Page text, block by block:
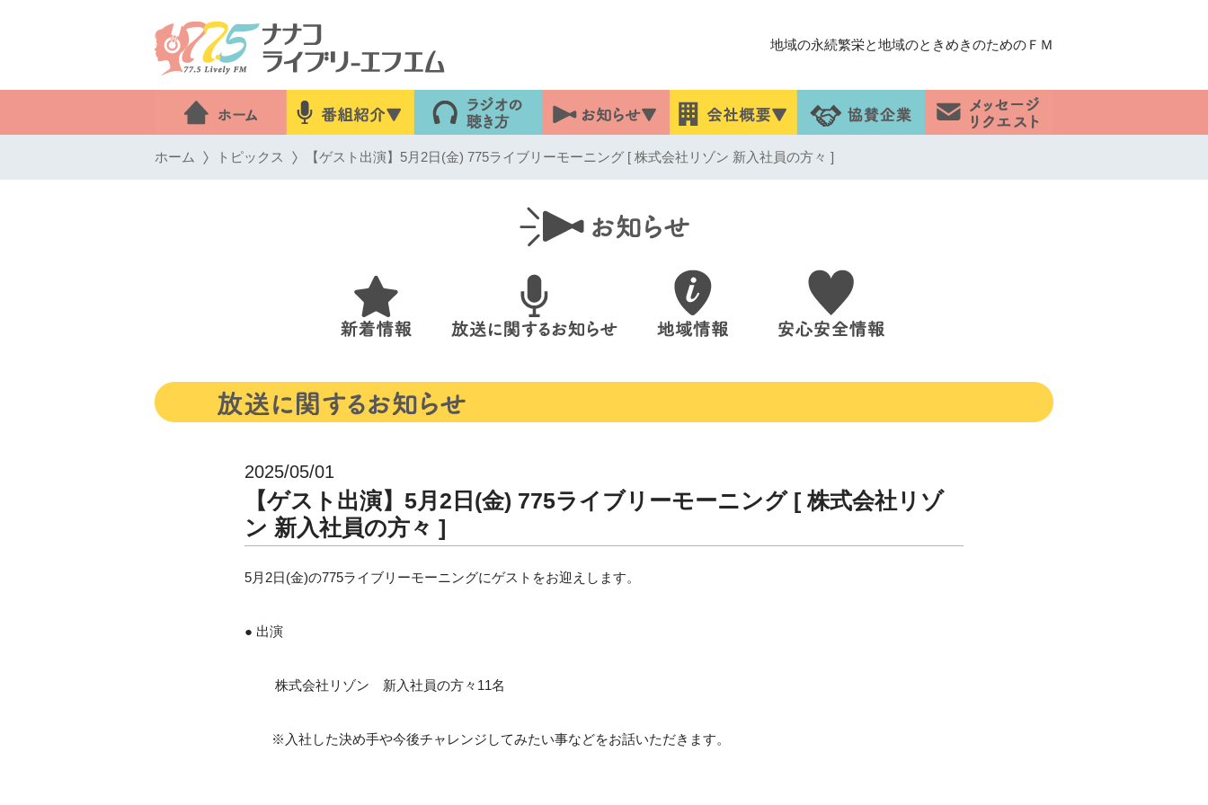
地域の永続繁栄と地域のときめきのためのＦＭ
ホーム トピックス 【ゲスト出演】5月2日(金) 775ライブリーモーニング [ 株式会社リゾン 新入社員の方々 ]
2025/05/01
【ゲスト出演】5月2日(金) 775ライブリーモーニング [ 株式会社リゾ
ン 新入社員の方々 ]
5月2日(金)の775ライブリーモーニングにゲストをお迎えします。
● 出演
株式会社リゾン 新入社員の方々11名
※入社した決め手や今後チャレンジしてみたい事などをお話いただきます。